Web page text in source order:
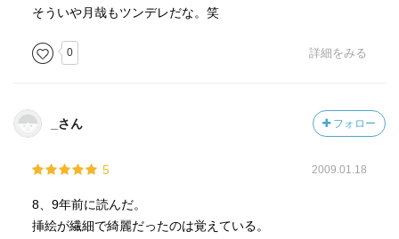
そういや月哉もツンデレだな。笑
0 詳細をみる
_さん フォロー
5 2009.01.18
8、9年前に読んだ。
挿絵が繊細で綺麗だったのは覚えている。